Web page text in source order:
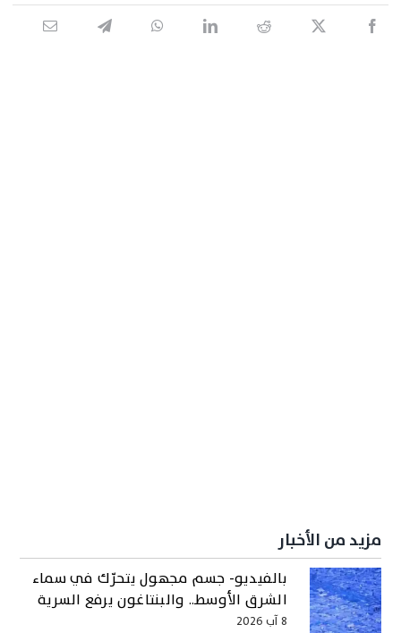
مزيد من الأخبار
بالفيديو- جسم مجهول يتحرّك في سماء
الشرق الأوسط.. والبنتاغون يرفع السرية
8 آب 2026